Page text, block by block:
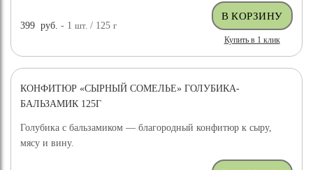
399 руб. - 1шт. / 125г
Купить в 1 клик
КОНФИТЮР «СЫРНЫЙ СОМЕЛЬЕ» ГОЛУБИКА-
БАЛЬЗАМИК 125Г
Голубика с бальзамиком — благородный конфитюр к сыру,
мясу и вину.